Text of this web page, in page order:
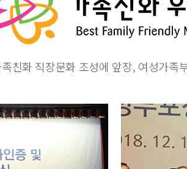
친화 직장문화 조성에 앞장, 여성가족